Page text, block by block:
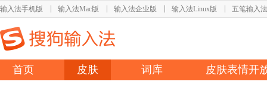
输入法手机版 输入法Mac版 输入法企业版 输入法Linux版 五笔输入法
首页 皮肤 词库 皮肤表情开